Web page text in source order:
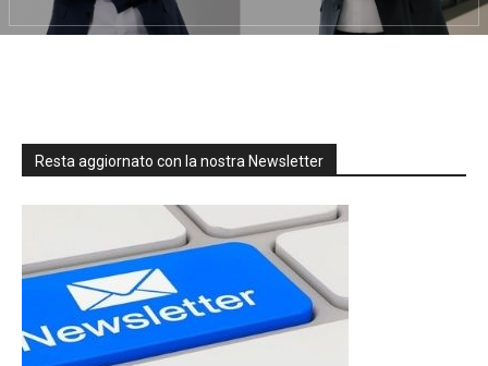
Resta aggiornato con la nostra Newsletter